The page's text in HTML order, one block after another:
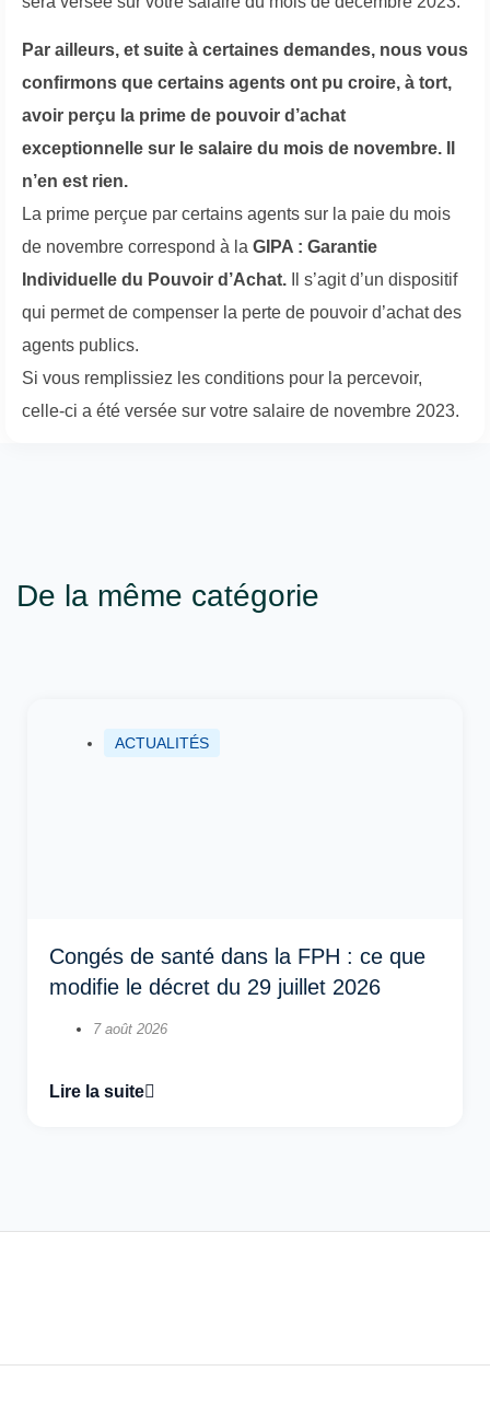
Par ailleurs, et suite à certaines demandes, nous vous
confirmons que certains agents ont pu croire, à tort,
avoir perçu la prime de pouvoir d’achat
exceptionnelle sur le salaire du mois de novembre. Il
n’en est rien.
La prime perçue par certains agents sur la paie du mois
de novembre correspond à la GIPA : Garantie
Individuelle du Pouvoir d’Achat. Il s’agit d’un dispositif
qui permet de compenser la perte de pouvoir d’achat des
agents publics.
Si vous remplissiez les conditions pour la percevoir,
celle-ci a été versée sur votre salaire de novembre 2023.
De la même catégorie
ACTUALITÉS
Congés de santé dans la FPH : ce que
modifie le décret du 29 juillet 2026
7 août 2026
Lire la suite